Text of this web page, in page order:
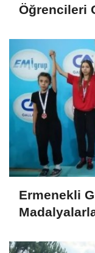
Öğrencileri
Ermenekli